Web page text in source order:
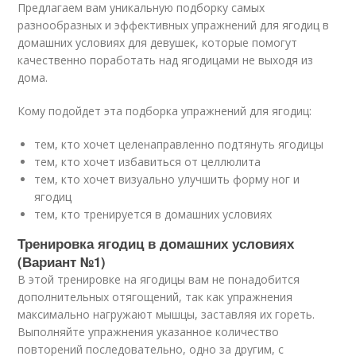
Предлагаем вам уникальную подборку самых
разнообразных и эффективных упражнений для ягодиц в
домашних условиях для девушек, которые помогут
качественно поработать над ягодицами не выходя из
дома.
Кому подойдет эта подборка упражнений для ягодиц:
тем, кто хочет целенаправленно подтянуть ягодицы
тем, кто хочет избавиться от целлюлита
тем, кто хочет визуально улучшить форму ног и
ягодиц
тем, кто тренируется в домашних условиях
Тренировка ягодиц в домашних условиях
(Вариант №1)
В этой тренировке на ягодицы вам не понадобится
дополнительных отягощений, так как упражнения
максимально нагружают мышцы, заставляя их гореть.
Выполняйте упражнения указанное количество
повторений последовательно, одно за другим, с